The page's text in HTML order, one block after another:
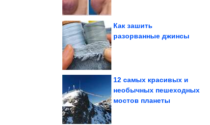
Всё смешное в одном
Как зашить
разорванные джинсы
Копеечная таблетка и
комнатные растения
12 самых красивых и
необычных пешеходных
мостов планеты